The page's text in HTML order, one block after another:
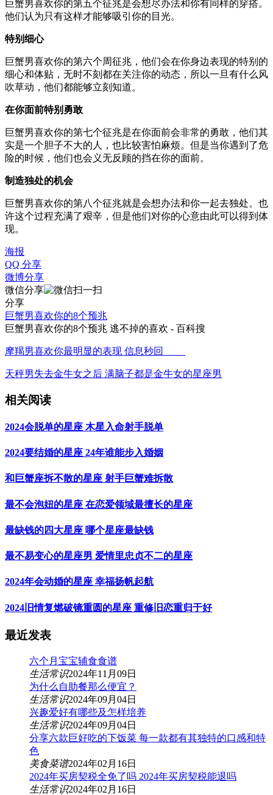
巨蟹男喜欢你的第五个征兆是会想尽办法和你有同样的穿搭。
他们认为只有这样才能够吸引你的目光。
特别细心
巨蟹男喜欢你的第六个周征兆，他们会在你身边表现的特别的
细心和体贴，无时不刻都在关注你的动态，所以一旦有什么风
吹草动，他们都能够立刻知道。
在你面前特别勇敢
巨蟹男喜欢你的第七个征兆是在你面前会非常的勇敢，他们其
实是一个胆子不大的人，也比较害怕麻烦。但是当你遇到了危
险的时候，他们也会义无反顾的挡在你的面前。
制造独处的机会
巨蟹男喜欢你的第八个征兆就是会想办法和你一起去独处。也
许这个过程充满了艰辛，但是他们对你的心意由此可以得到体
现。
海报
QQ 分享
微博分享
微信分享
分享
巨蟹男喜欢你的8个预兆
巨蟹男喜欢你的8个预兆 逃不掉的喜欢 - 百科搜
摩羯男喜欢你最明显的表现 信息秒回
天秤男失去金牛女之后 满脑子都是金牛女的星座男
相关阅读
2024会脱单的星座 木星入命射手脱单
2024要结婚的星座 24年谁能步入婚姻
和巨蟹座拆不散的星座 射手巨蟹难拆散
最不会泡妞的星座 在恋爱领域最擅长的星座
最缺钱的四大星座 哪个星座最缺钱
最不易变心的星座男 爱情里忠贞不二的星座
2024年会动婚的星座 幸福扬帆起航
2024旧情复燃破镜重圆的星座 重修旧恋重归于好
最近发表
六个月宝宝辅食食谱
生活常识2024年11月09日
为什么自助餐那么便宜？
生活常识2024年09月04日
兴趣爱好有哪些及怎样培养
生活常识2024年09月04日
分享六款巨好吃的下饭菜 每一款都有其独特的口感和特
色
美食菜谱2024年02月16日
2024年买房契税全免了吗 2024年买房契税能退吗
生活常识2024年02月16日